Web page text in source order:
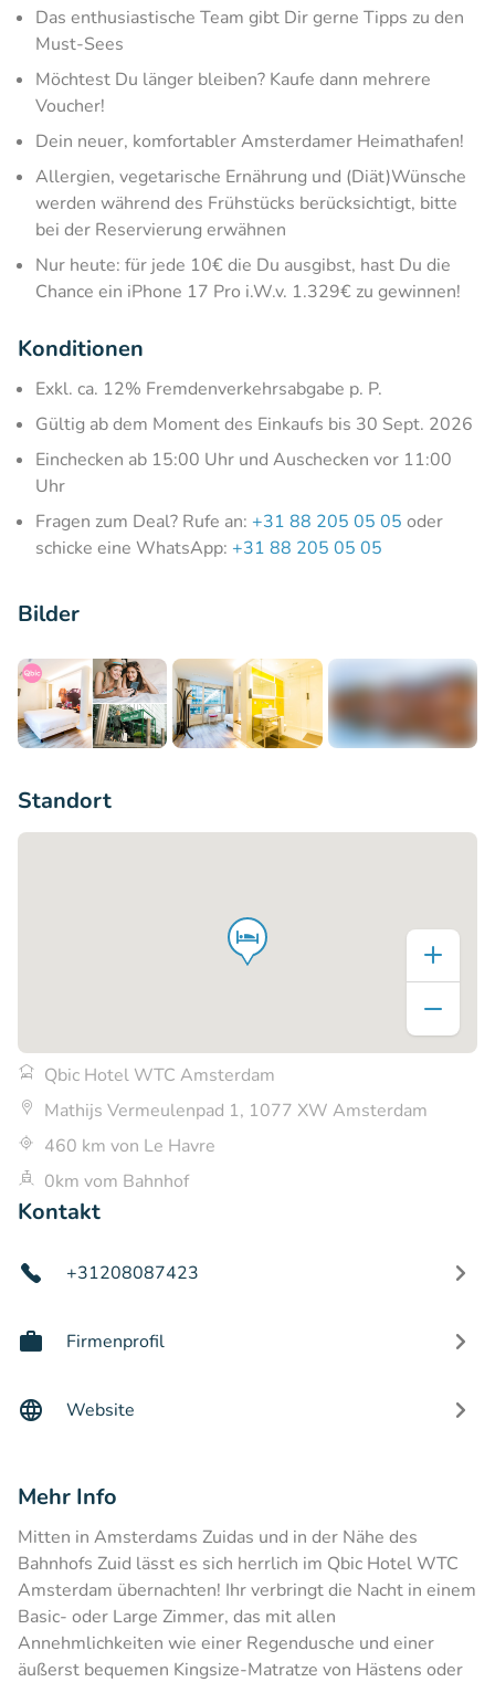
Das enthusiastische Team gibt Dir gerne Tipps zu den
Must-Sees
Möchtest Du länger bleiben? Kaufe dann mehrere
Voucher!
Dein neuer, komfortabler Amsterdamer Heimathafen!
Allergien, vegetarische Ernährung und (Diät)Wünsche
werden während des Frühstücks berücksichtigt, bitte
bei der Reservierung erwähnen
Nur heute: für jede 10€ die Du ausgibst, hast Du die
Chance ein iPhone 17 Pro i.W.v. 1.329€ zu gewinnen!
Konditionen
Exkl. ca. 12% Fremdenverkehrsabgabe p. P.
Gültig ab dem Moment des Einkaufs bis 30 Sept. 2026
Einchecken ab 15:00 Uhr und Auschecken vor 11:00
Uhr
Fragen zum Deal? Rufe an: +31 88 205 05 05 oder
schicke eine WhatsApp: +31 88 205 05 05
Bilder
Standort
Qbic Hotel WTC Amsterdam
Mathijs Vermeulenpad 1, 1077 XW Amsterdam
460 km von Le Havre
0km vom Bahnhof
Kontakt
+31208087423
Firmenprofil
Website
Mehr Info
Mitten in Amsterdams Zuidas und in der Nähe des
Bahnhofs Zuid lässt es sich herrlich im Qbic Hotel WTC
Amsterdam übernachten! Ihr verbringt die Nacht in einem
Basic- oder Large Zimmer, das mit allen
Annehmlichkeiten wie einer Regendusche und einer
äußerst bequemen Kingsize-Matratze von Hästens oder